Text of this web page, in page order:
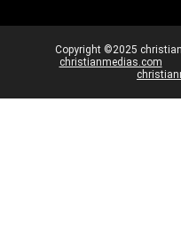
Copyright ©2025
christianmedias.com